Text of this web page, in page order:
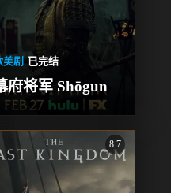
美剧 已完结
府将军 Shōgun
8.7